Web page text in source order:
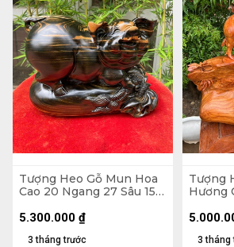
Tượng Heo Gỗ Mun Hoa
Cao 20 Ngang 27 Sâu 15
3 tháng trước
5.300.000 ₫
Tượng
Hương
3 tháng